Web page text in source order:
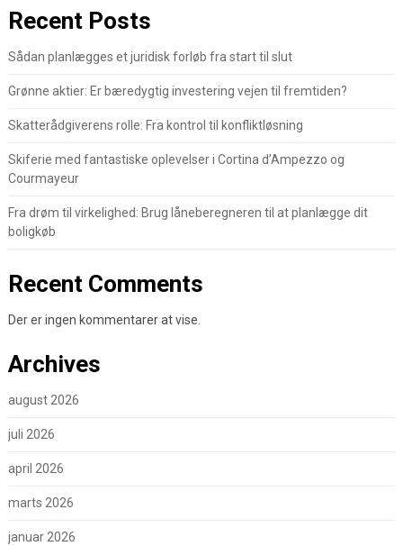
Recent Posts
Sådan planlægges et juridisk forløb fra start til slut
Grønne aktier: Er bæredygtig investering vejen til fremtiden?
Skatterådgiverens rolle: Fra kontrol til konfliktløsning
Skiferie med fantastiske oplevelser i Cortina d’Ampezzo og
Courmayeur
Fra drøm til virkelighed: Brug låneberegneren til at planlægge dit
boligkøb
Recent Comments
Der er ingen kommentarer at vise.
Archives
august 2026
juli 2026
april 2026
marts 2026
januar 2026